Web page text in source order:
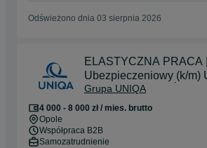
Odświeżono dnia 03 sierpnia 2026
ELASTYCZNA PRACA
Ubezpieczeniowy (k/m)
okolice | BEZ
Grupa UNIQA
4 000 - 8 000 zł / mies. brutto
Opole
Współpraca B2B
Samozatrudnienie